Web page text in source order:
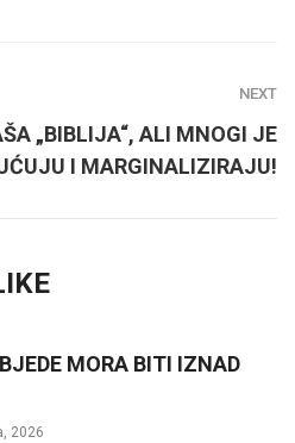
NEXT
„BIBLIJA“, ALI MNOGI JE
I MARGINALIZIRAJU!
MORA BITI IZNAD
2026